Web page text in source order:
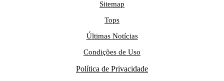
Sitemap
Tops
Últimas Notícias
Condições de Uso
Política de Privacidade